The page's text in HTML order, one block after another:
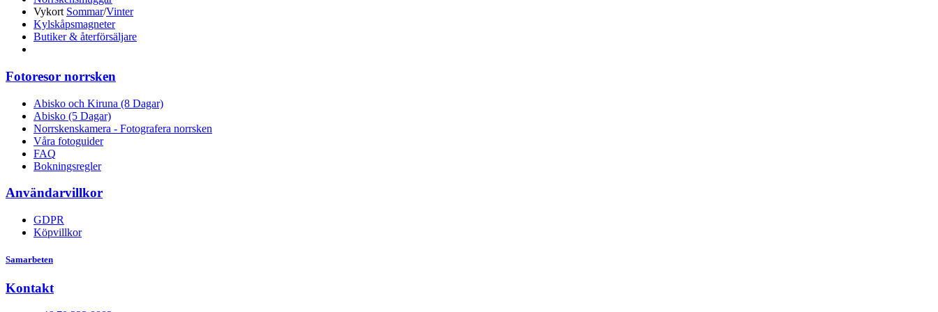
Vykort Sommar/Vinter
Kylskåpsmagneter
Butiker & återförsäljare
Fotoresor norrsken
Abisko och Kiruna (8 Dagar)
Abisko (5 Dagar)
Norrskenskamera - Fotografera norrsken
Våra fotoguider
FAQ
Bokningsregler
Användarvillkor
GDPR
Köpvillkor
Samarbeten
Kontakt